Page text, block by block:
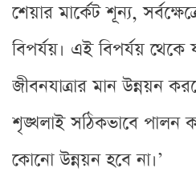
শেয়ার মার্কেট শূন্য,
বিপর্যয়। এই বিপর্যয় থেকে
জীবনযাত্রার মান উন্নয়ন
শৃঙ্খলাই সঠিকভাবে পালন
কোনো উন্নয়ন হবে না।’